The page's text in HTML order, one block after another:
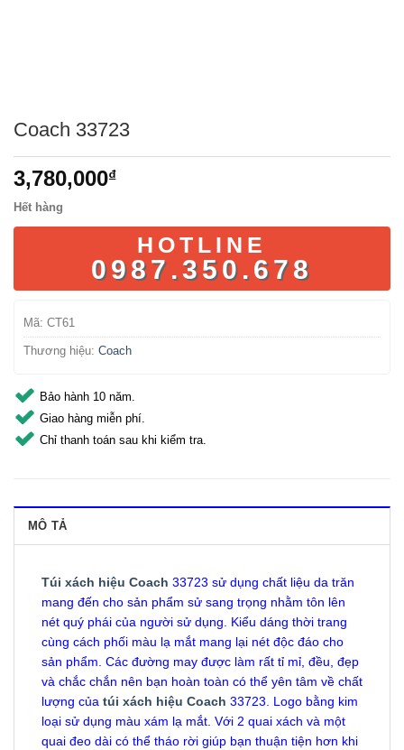
Coach 33723
3,780,000₫
Hết hàng
HOTLINE
0987.350.678
Mã: CT61
Thương hiệu: Coach
Bảo hành 10 năm.
Giao hàng miễn phí.
Chỉ thanh toán sau khi kiểm tra.
MÔ TẢ
Túi xách hiệu Coach 33723 sử dụng chất liệu da trăn
mang đến cho sản phẩm sử sang trọng nhằm tôn lên
nét quý phái của người sử dụng. Kiểu dáng thời trang
cùng cách phối màu lạ mắt mang lại nét độc đáo cho
sản phẩm. Các đường may được làm rất tỉ mỉ, đều, đẹp
và chắc chắn nên bạn hoàn toàn có thể yên tâm về chất
lượng của túi xách hiệu Coach 33723. Logo bằng kim
loại sử dụng màu xám lạ mắt. Với 2 quai xách và một
quai đeo dài có thể tháo rời giúp bạn thuận tiện hơn khi